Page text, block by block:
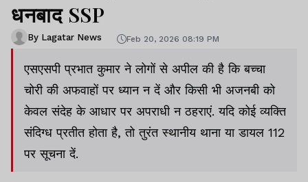
धनबाद SSP
By Lagatar News Feb 20, 2026 08:19 PM
एसएसपी प्रभात कुमार ने लोगों से अपील की है कि बच्चा
चोरी की अफवाहों पर ध्यान न दें और किसी भी अजनबी को
केवल संदेह के आधार पर अपराधी न ठहराएं. यदि कोई व्यक्ति
संदिग्ध प्रतीत होता है, तो तुरंत स्थानीय थाना या डायल 112
पर सूचना दें.